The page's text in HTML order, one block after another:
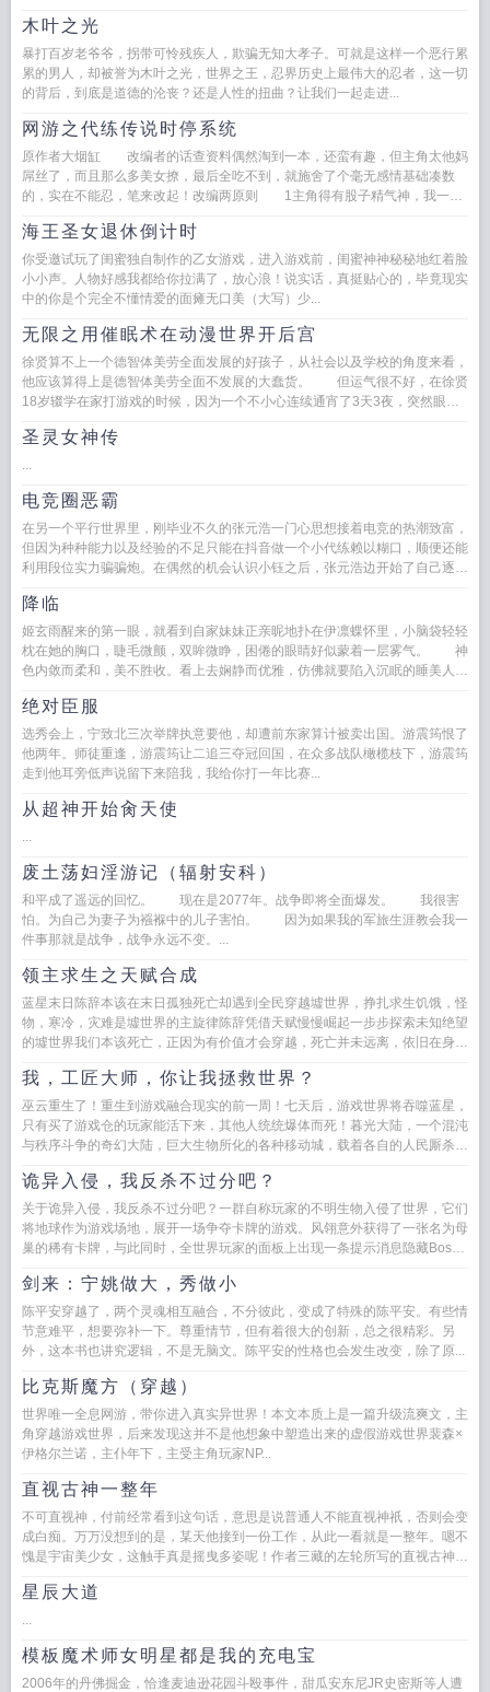
木叶之光
暴打百岁老爷爷，拐带可怜残疾人，欺骗无知大孝子。可就是这样一个恶行累
累的男人，却被誉为木叶之光，世界之王，忍界历史上最伟大的忍者，这一切
的背后，到底是道德的沦丧？还是人性的扭曲？让我们一起走进...
网游之代练传说时停系统
原作者大烟缸 改编者的话查资料偶然淘到一本，还蛮有趣，但主角太他妈
屌丝了，而且那么多美女撩，最后全吃不到，就施舍了个毫无感情基础凑数
的，实在不能忍，笔来改起！改编两原则 1主角得有股子精气神，我一贯
海王圣女退休倒计时
你受邀试玩了闺蜜独自制作的乙女游戏，进入游戏前，闺蜜神神秘秘地红着脸
小小声。人物好感我都给你拉满了，放心浪！说实话，真挺贴心的，毕竟现实
中的你是个完全不懂情爱的面瘫无口美（大写）少...
无限之用催眠术在动漫世界开后宫
徐贤算不上一个德智体美劳全面发展的好孩子，从社会以及学校的角度来看，
他应该算得上是德智体美劳全面不发展的大蠢货。 但运气很不好，在徐贤
18岁辍学在家打游戏的时候，因为一个不小心连续通宵了3天3夜，突然眼前
圣灵女神传
...
电竞圈恶霸
在另一个平行世界里，刚毕业不久的张元浩一门心思想接着电竞的热潮致富，
但因为种种能力以及经验的不足只能在抖音做一个小代练赖以糊口，顺便还能
利用段位实力骗骗炮。在偶然的机会认识小钰之后，张元浩边开始了自己逐步
降临
姬玄雨醒来的第一眼，就看到自家妹妹正亲昵地扑在伊凛蝶怀里，小脑袋轻轻
枕在她的胸口，睫毛微颤，双眸微睁，困倦的眼睛好似蒙着一层雾气。 神
色内敛而柔和，美不胜收。看上去娴静而优雅，仿佛就要陷入沉眠的睡美人一
绝对臣服
选秀会上，宁致北三次举牌执意要他，却遭前东家算计被卖出国。游震筠恨了
他两年。师徒重逢，游震筠让二追三夺冠回国，在众多战队橄榄枝下，游震筠
走到他耳旁低声说留下来陪我，我给你打一年比赛...
从超神开始肏天使
...
废土荡妇淫游记（辐射安科）
和平成了遥远的回忆。 现在是2077年。战争即将全面爆发。 我很害
怕。为自己为妻子为襁褓中的儿子害怕。 因为如果我的军旅生涯教会我一
件事那就是战争，战争永远不变。...
领主求生之天赋合成
蓝星末日陈辞本该在末日孤独死亡却遇到全民穿越墟世界，挣扎求生饥饿，怪
物，寒冷，灾难是墟世界的主旋律陈辞凭借天赋慢慢崛起一步步探索未知绝望
的墟世界我们本该死亡，正因为有价值才会穿越，死亡并未远离，依旧在身后
我，工匠大师，你让我拯救世界？
巫云重生了！重生到游戏融合现实的前一周！七天后，游戏世界将吞噬蓝星，
只有买了游戏仓的玩家能活下来，其他人统统爆体而死！暮光大陆，一个混沌
与秩序斗争的奇幻大陆，巨大生物所化的各种移动城，载着各自的人民厮杀不
诡异入侵，我反杀不过分吧？
关于诡异入侵，我反杀不过分吧？一群自称玩家的不明生物入侵了世界，它们
将地球作为游戏场地，展开一场争夺卡牌的游戏。风翎意外获得了一张名为母
巢的稀有卡牌，与此同时，全世界玩家的面板上出现一条提示消息隐藏Boss
剑来：宁姚做大，秀做小
陈平安穿越了，两个灵魂相互融合，不分彼此，变成了特殊的陈平安。有些情
节意难平，想要弥补一下。尊重情节，但有着很大的创新，总之很精彩。另
外，这本书也讲究逻辑，不是无脑文。陈平安的性格也会发生改变，除了原...
比克斯魔方（穿越）
世界唯一全息网游，带你进入真实异世界！本文本质上是一篇升级流爽文，主
角穿越游戏世界，后来发现这并不是他想象中塑造出来的虚假游戏世界裴森×
伊格尔兰诺，主仆年下，主受主角玩家NP...
直视古神一整年
不可直视神，付前经常看到这句话，意思是说普通人不能直视神祇，否则会变
成白痴。万万没想到的是，某天他接到一份工作，从此一看就是一整年。嗯不
愧是宇宙美少女，这触手真是摇曳多姿呢！作者三藏的左轮所写的直视古神一
星辰大道
...
模板魔术师女明星都是我的充电宝
2006年的丹佛掘金，恰逢麦迪逊花园斗殴事件，甜瓜安东尼JR史密斯等人遭